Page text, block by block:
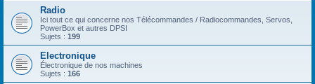
Radio
Ici tout ce qui concerne nos Télécommandes / Radiocommandes, Servos,
PowerBox et autres DPSI
Sujets : 199
Electronique
Électronique de nos machines
Sujets : 166